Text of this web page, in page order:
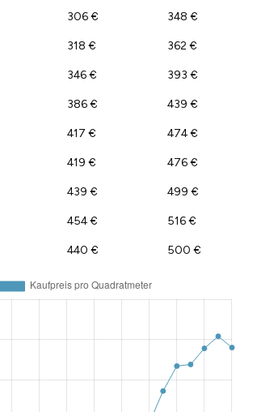
306 € 348 €
318 € 362 €
346 € 393 €
386 € 439 €
417 € 474 €
419 € 476 €
439 € 499 €
454 € 516 €
440 € 500 €